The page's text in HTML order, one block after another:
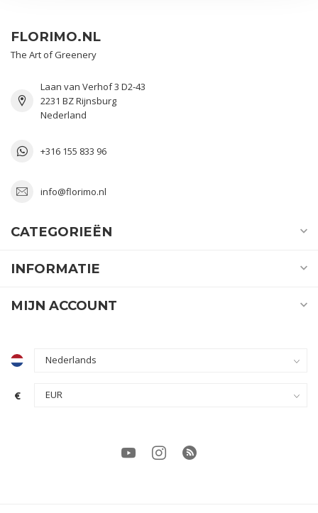
FLORIMO.NL
The Art of Greenery
Laan van Verhof 3 D2-43
2231 BZ Rijnsburg
Nederland
+316 155 833 96
info@florimo.nl
CATEGORIEËN
INFORMATIE
MIJN ACCOUNT
€